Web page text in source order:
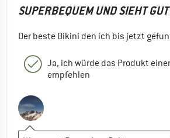
SUPERBEQUEM UND SIEHT
Der beste Bikini den ich bis jetzt
Ja, ich würde das Produkt
empfehlen